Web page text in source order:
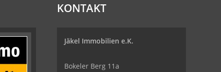
KONTAKT
Jäkel Immobilien e.K.
Bokeler Berg 11a